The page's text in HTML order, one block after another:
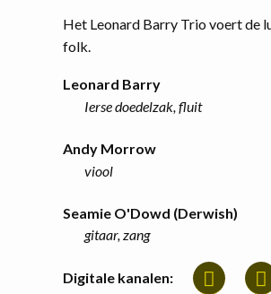
Het Leonard Barry Trio voert de
folk.
Leonard Barry
Ierse doedelzak, fluit
Andy Morrow
viool
Seamie O'Dowd (Derwish)
gitaar, zang
Digitale kanalen: